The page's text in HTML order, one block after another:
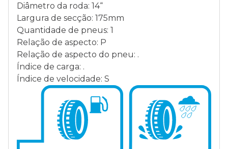
Diâmetro da roda: 14“
Largura de secção: 175mm
Quantidade de pneus: 1
Relação de aspecto: P
Relação de aspecto do pneu: .
Índice de carga: .
Índice de velocidade: S